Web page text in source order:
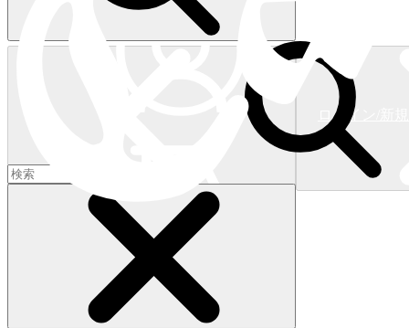
キャロウェイアパレルはこちら>>>
ログイン/新
ショッピングカート 0)